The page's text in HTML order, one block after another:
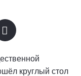
круглый стол